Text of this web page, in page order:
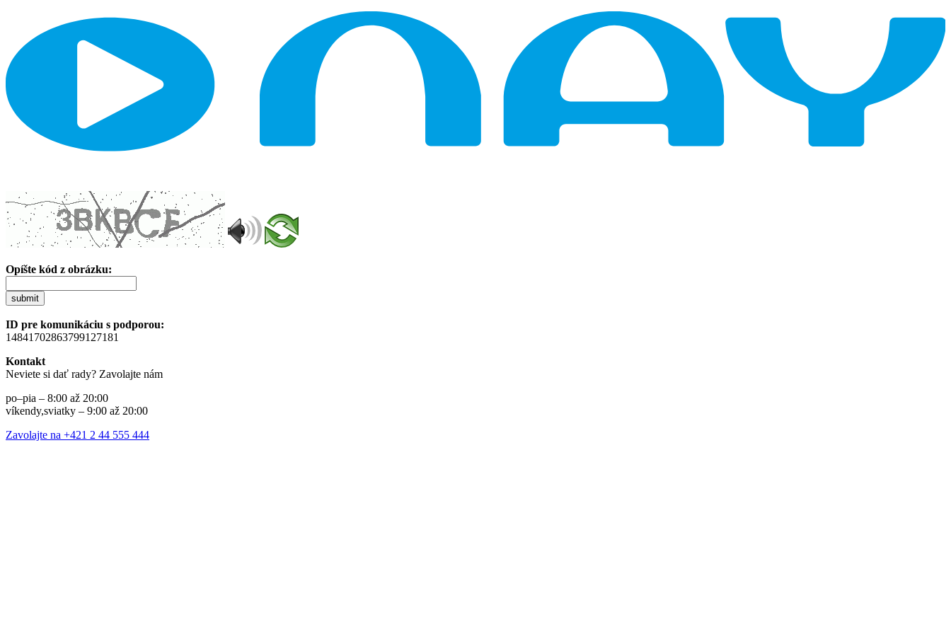
Opíšte kód z obrázku:
submit
ID pre komunikáciu s podporou:
14841702863799127181
Kontakt
Neviete si dať rady? Zavolajte nám
po–pia – 8:00 až 20:00
víkendy,sviatky – 9:00 až 20:00
Zavolajte na +421 2 44 555 444